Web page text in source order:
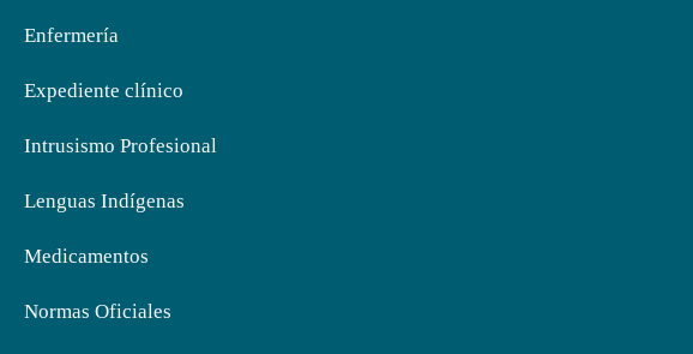
Enfermería
Expediente clínico
Intrusismo Profesional
Lenguas Indígenas
Medicamentos
Normas Oficiales